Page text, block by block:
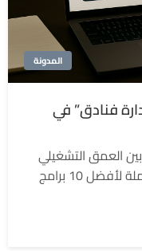
المدونة
10 برامج “إدارة فنادق” في
بين العمق التشغيلي
والبساطة الرقمية.. إليك المراجعة الشاملة لأفضل 10 برامج